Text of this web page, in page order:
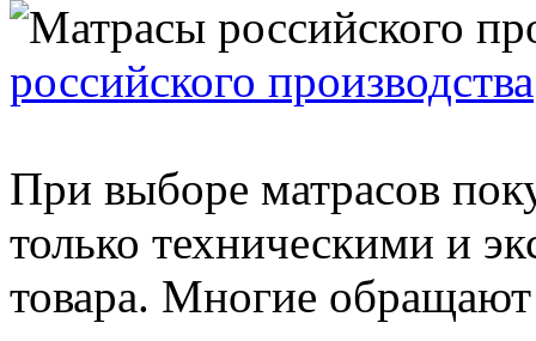
российского производства
При выборе матрасов
только техническими и
товара. Многие